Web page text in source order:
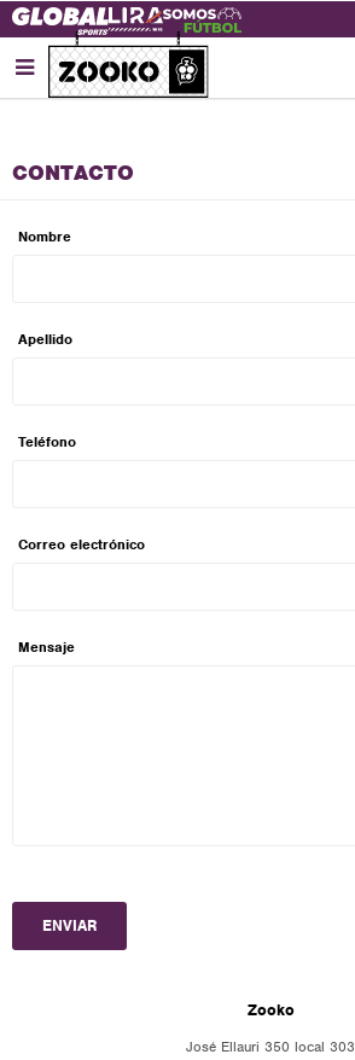

CONTACTO
Nombre
Apellido
Teléfono
Correo electrónico
Mensaje
ENVIAR
Zooko
José Ellauri 350 local 303